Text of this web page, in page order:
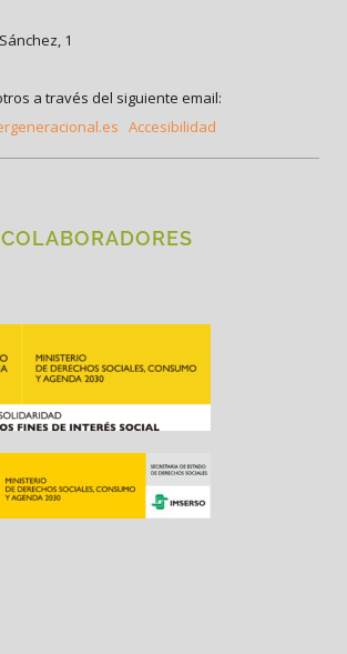
1
a través del siguiente email:
Accesibilidad